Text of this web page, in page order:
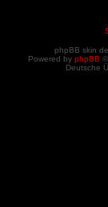
phpBB skin
Powered by phpBB
Deutsche